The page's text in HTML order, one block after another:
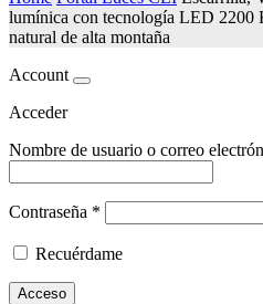
lumínica con tecnología LED 2200
natural de alta montaña
Account
Acceder
Nombre de usuario o correo
Contraseña *
Recuérdame
Acceso